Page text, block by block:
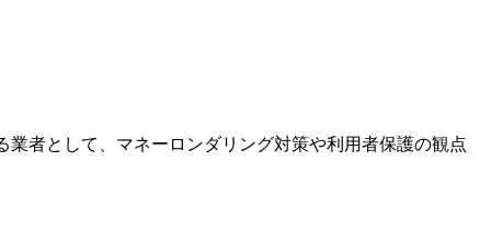
者として、マネーロンダリング対策や利用者保護の観点